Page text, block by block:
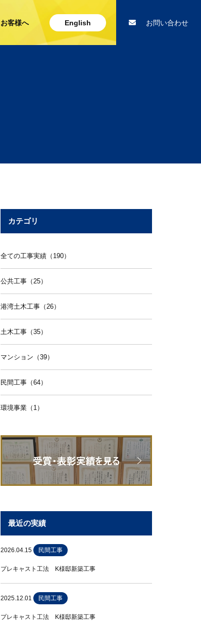
お客様へ English お問い合わせ
カテゴリ
全ての工事実績（190）
公共工事（25）
港湾土木工事（26）
土木工事（35）
マンション（39）
民間工事（64）
環境事業（1）
最近の実績
2026.04.15 民間工事
プレキャスト工法 K様邸新築工事
2025.12.01 民間工事
プレキャスト工法 K様邸新築工事